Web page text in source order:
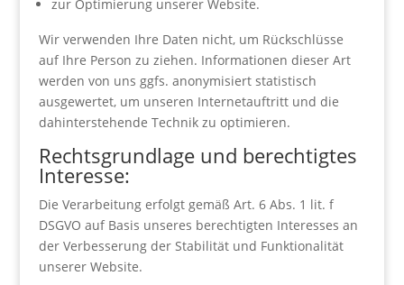
zur Optimierung unserer Website.
Wir verwenden Ihre Daten nicht, um Rückschlüsse
auf Ihre Person zu ziehen. Informationen dieser Art
werden von uns ggfs. anonymisiert statistisch
ausgewertet, um unseren Internetauftritt und die
dahinterstehende Technik zu optimieren.
Rechtsgrundlage und berechtigtes
Interesse:
Die Verarbeitung erfolgt gemäß Art. 6 Abs. 1 lit. f
DSGVO auf Basis unseres berechtigten Interesses an
der Verbesserung der Stabilität und Funktionalität
unserer Website.